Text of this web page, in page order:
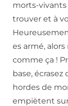
morts-
trouver et à
es armé,
comme ça !
base,
hordes de
empiètent